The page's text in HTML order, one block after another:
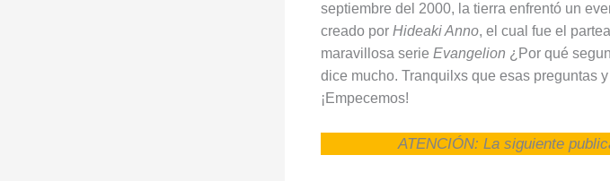
septiembre del 2000, la tierra enfrentó un
creado por Hideaki Anno, el cual fue el
maravillosa serie Evangelion ¿Por qué
dice mucho. Tranquilxs que esas preguntas
¡Empecemos!
ATENCIÓN: La siguiente